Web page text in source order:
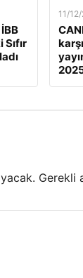
11/
Gerekli